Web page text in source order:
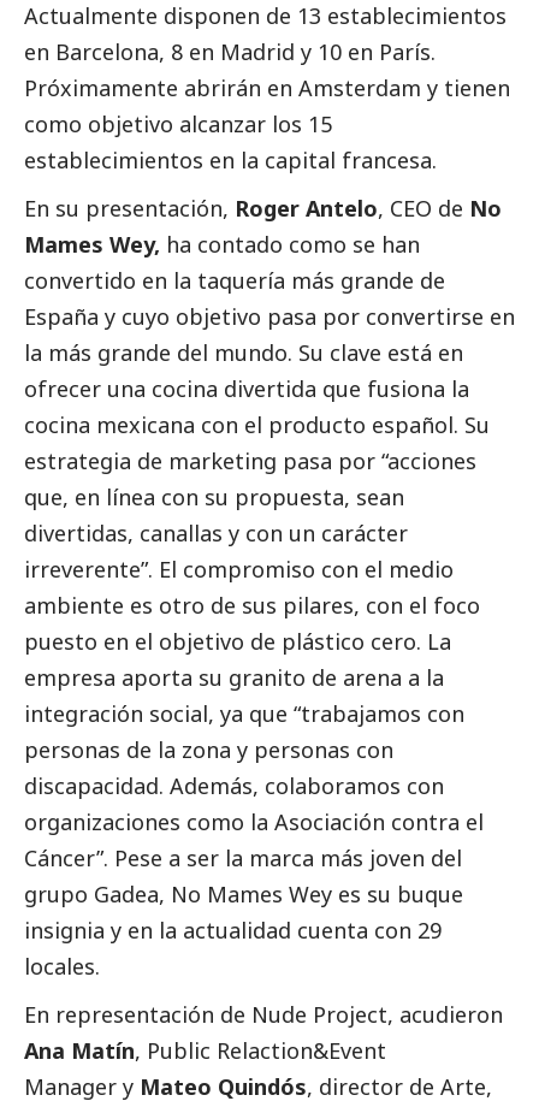
Actualmente disponen de 13 establecimientos
en Barcelona, 8 en Madrid y 10 en París.
Próximamente abrirán en Amsterdam y tienen
como objetivo alcanzar los 15
establecimientos en la capital francesa.
En su presentación, Roger Antelo, CEO de No
Mames Wey, ha contado como se han
convertido en la taquería más grande de
España y cuyo objetivo pasa por convertirse en
la más grande del mundo. Su clave está en
ofrecer una cocina divertida que fusiona la
cocina mexicana con el producto español. Su
estrategia de marketing pasa por “acciones
que, en línea con su propuesta, sean
divertidas, canallas y con un carácter
irreverente”. El compromiso con el medio
ambiente es otro de sus pilares, con el foco
puesto en el objetivo de plástico cero. La
empresa aporta su granito de arena a la
integración social, ya que “trabajamos con
personas de la zona y personas con
discapacidad. Además, colaboramos con
organizaciones como la Asociación contra el
Cáncer”. Pese a ser la marca más joven del
grupo Gadea, No Mames Wey es su buque
insignia y en la actualidad cuenta con 29
locales.
En representación de Nude Project, acudieron
Ana Matín, Public Relaction&Event
Manager y Mateo Quindós, director de Arte,